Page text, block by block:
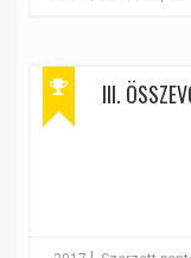
III.